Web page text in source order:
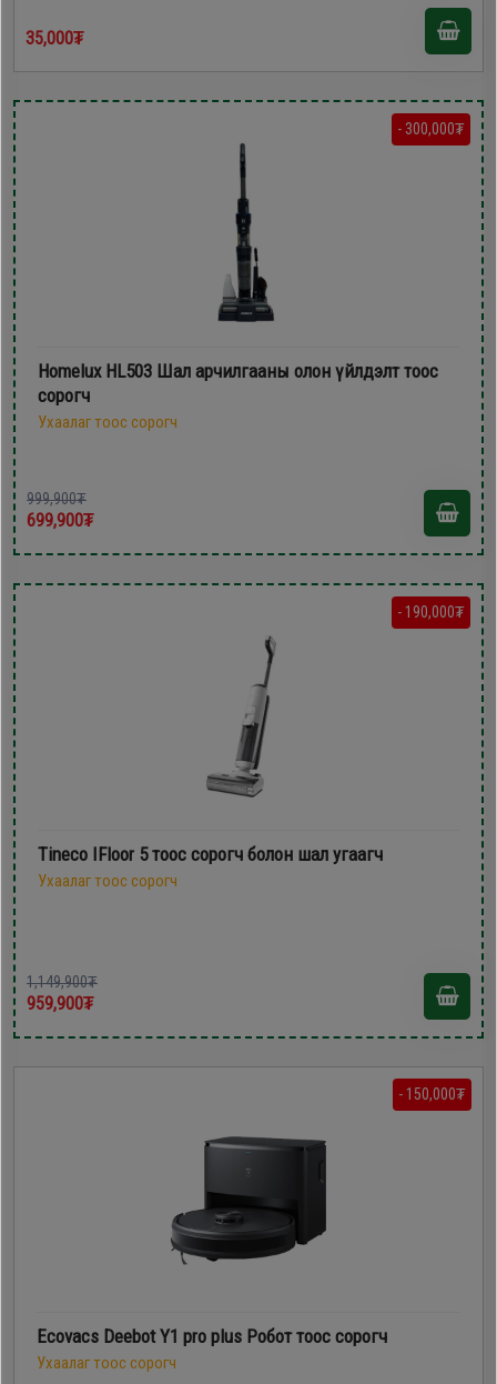
35,000₮
- 300,000₮
Homelux HL503 Шал арчилгааны олон үйлдэлт тоос
сорогч
Ухаалаг тоос сорогч
999,900₮
699,900₮
- 190,000₮
Tineco IFloor 5 тоос сорогч болон шал угаагч
Ухаалаг тоос сорогч
1,149,900₮
959,900₮
- 150,000₮
Ecovacs Deebot Y1 pro plus Робот тоос сорогч
Ухаалаг тоос сорогч